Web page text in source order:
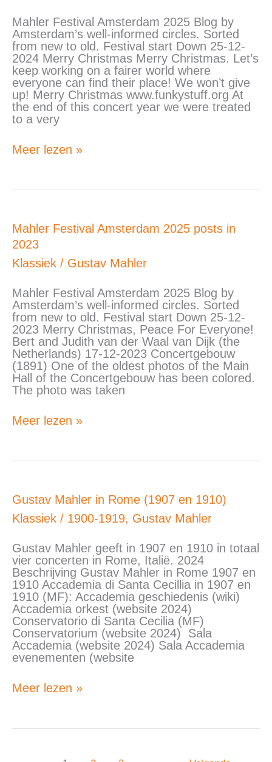
Mahler Festival Amsterdam 2025 Blog by
Amsterdam’s well-informed circles. Sorted
from new to old. Festival start Down 25-12-
2024 Merry Christmas Merry Christmas. Let’s
keep working on a fairer world where
everyone can find their place! We won’t give
up! Merry Christmas www.funkystuff.org At
the end of this concert year we were treated
to a very
in
2024
Meer lezen »
Mahler Festival Amsterdam 2025 posts in
2023
Klassiek / Gustav Mahler
Mahler Festival Amsterdam 2025 Blog by
Amsterdam’s well-informed circles. Sorted
from new to old. Festival start Down 25-12-
2023 Merry Christmas, Peace For Everyone!
Bert and Judith van der Waal van Dijk (the
Netherlands) 17-12-2023 Concertgebouw
(1891) One of the oldest photos of the Main
Hall of the Concertgebouw has been colored.
The photo was taken
Mahler
Festival
Amsterdam
2025
in
2023
Meer lezen »
Gustav Mahler in Rome (1907 en 1910)
Klassiek / 1900-1919, Gustav Mahler
Gustav Mahler geeft in 1907 en 1910 in totaal
vier concerten in Rome, Italië. 2024
Beschrijving Gustav Mahler in Rome 1907 en
1910 Accademia di Santa Cecillia in 1907 en
1910 (MF): Accademia geschiedenis (wiki)
Accademia orkest (website 2024)
Conservatorio di Santa Cecilia (MF)
Conservatorium (website 2024) Sala
Accademia (website 2024) Sala Accademia
evenementen (website
Gustav
in
(1907
en
1910)
Meer lezen »